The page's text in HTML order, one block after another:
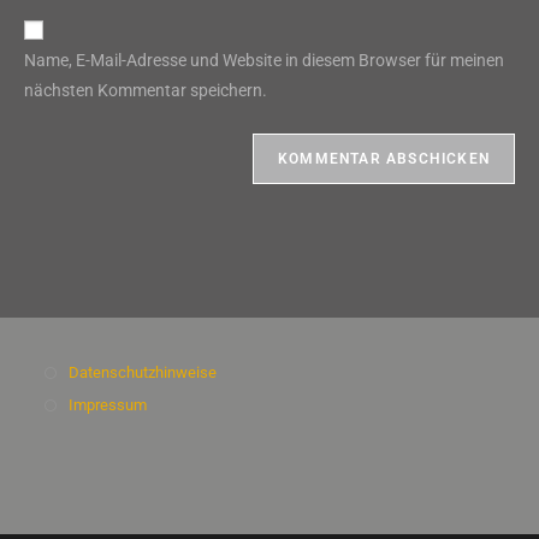
ein
zum
Kommentieren
ein
Website-
Name, E-Mail-Adresse und Website in diesem Browser für meinen
nächsten Kommentar speichern.
Datenschutzhinweise
Impressum